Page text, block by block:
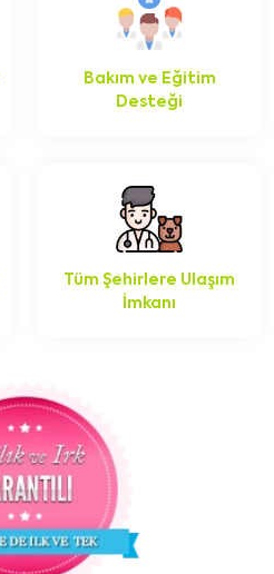
Bakım ve Eğitim
Desteği
Tüm Şehirlere Ulaşım
İmkanı